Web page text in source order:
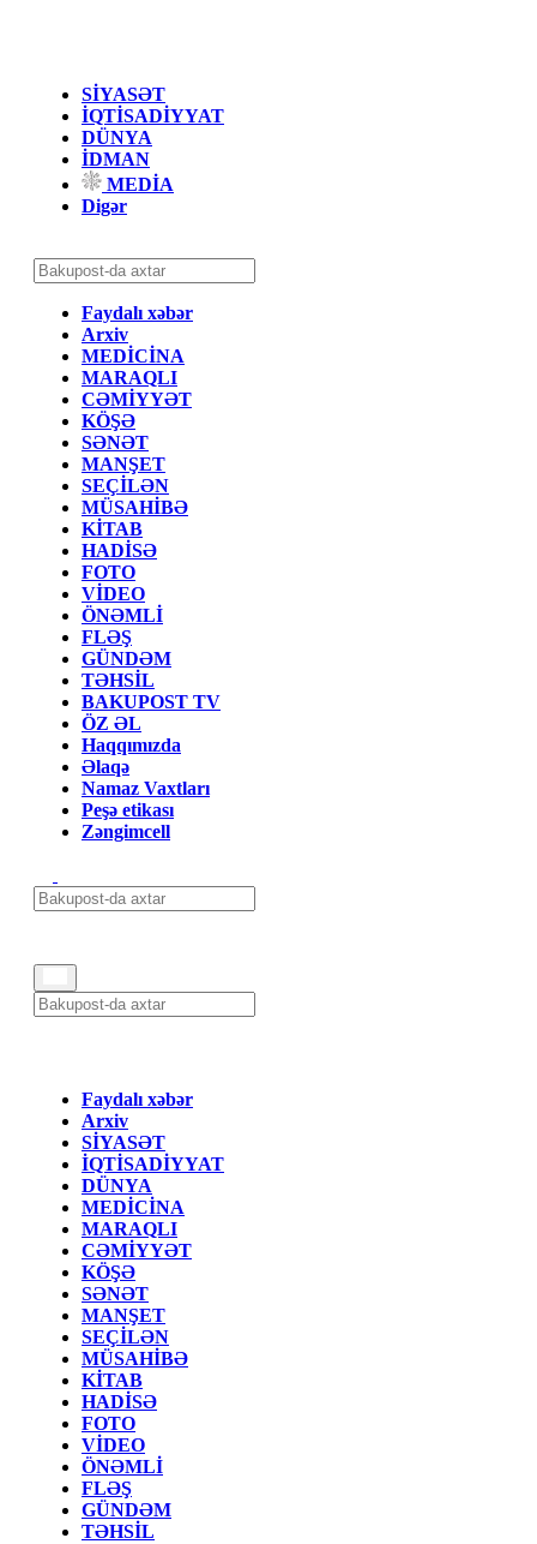
SİYASƏT
İQTİSADİYYAT
DÜNYA
İDMAN
MEDİA
Digər
Faydalı xəbər
Arxiv
MEDİCİNA
MARAQLI
CƏMİYYƏT
KÖŞƏ
SƏNƏT
MANŞET
SEÇİLƏN
MÜSAHİBƏ
KİTAB
HADİSƏ
FOTO
VİDEO
ÖNƏMLİ
FLƏŞ
GÜNDƏM
TƏHSİL
BAKUPOST TV
ÖZ ƏL
Haqqımızda
Əlaqə
Namaz Vaxtları
Peşə etikası
Zəngimcell
Faydalı xəbər
Arxiv
SİYASƏT
İQTİSADİYYAT
DÜNYA
MEDİCİNA
MARAQLI
CƏMİYYƏT
KÖŞƏ
SƏNƏT
MANŞET
SEÇİLƏN
MÜSAHİBƏ
KİTAB
HADİSƏ
FOTO
VİDEO
ÖNƏMLİ
FLƏŞ
GÜNDƏM
TƏHSİL